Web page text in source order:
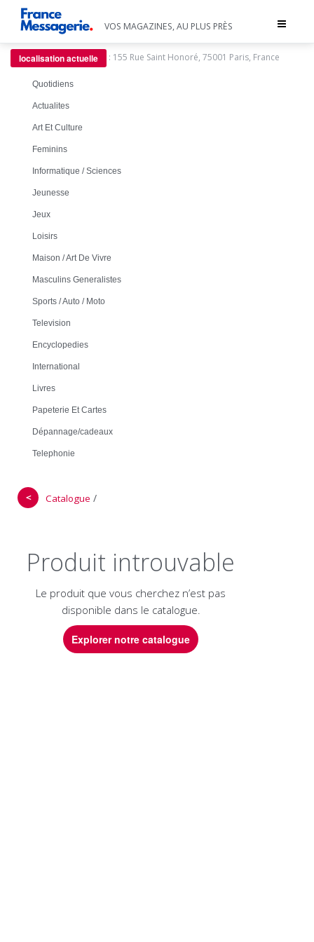
Toggle
VOS MAGAZINES, AU PLUS PRÈS
localisation actuelle : 155 Rue Saint Honoré, 75001 Paris, France
Quotidiens
Actualites
Art Et Culture
Feminins
Informatique / Sciences
Jeunesse
Jeux
Loisirs
Maison / Art De Vivre
Masculins Generalistes
Sports / Auto / Moto
Television
Encyclopedies
International
Livres
Papeterie Et Cartes
Dépannage/cadeaux
Telephonie
＜ Catalogue /
Produit introuvable
Le produit que vous cherchez n’est pas
disponible dans le catalogue.
Explorer notre catalogue